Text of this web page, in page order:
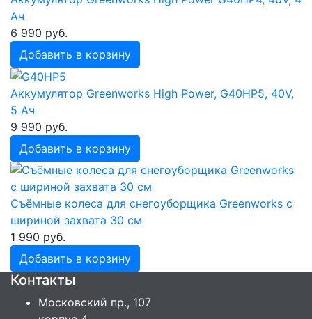
Ач
6 990 руб.
Добавить в корзину
Аккумулятор Greenworks High Power, G40HP5, 40V,
5 Ач
9 990 руб.
Добавить в корзину
Съёмные колеса для снегоуборщика Greenworks с
шириной захвата 30 см
1 990 руб.
Добавить в корзину
Контакты
Московский пр., 107